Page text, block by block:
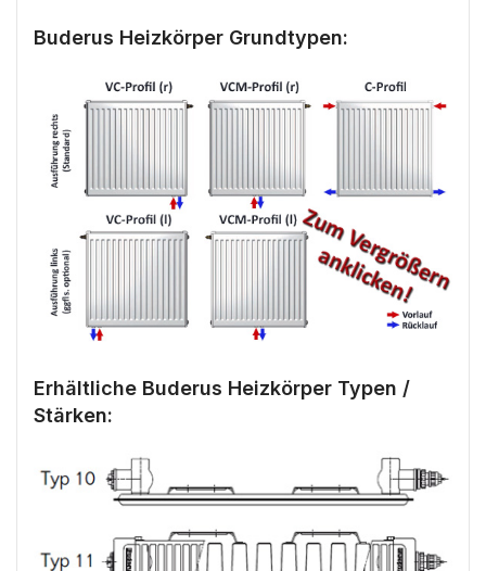
Buderus Heizkörper Grundtypen:
Erhältliche Buderus Heizkörper Typen /
Stärken: